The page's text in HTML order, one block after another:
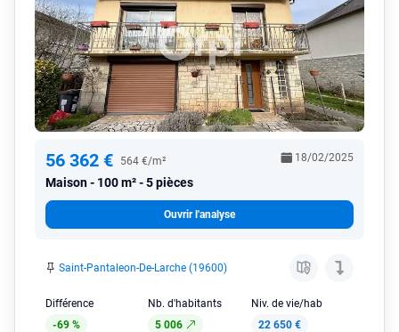
56 362 € 564 €/m²
Maison 100 m² - 5 pièces
18/02/2025
Ouvrir l'analyse
Saint-Pantaleon-De-Larche (19600)
Différence
-69 %
Nb. d'habitants
5 006
Niv. de vie/hab
22 650 €